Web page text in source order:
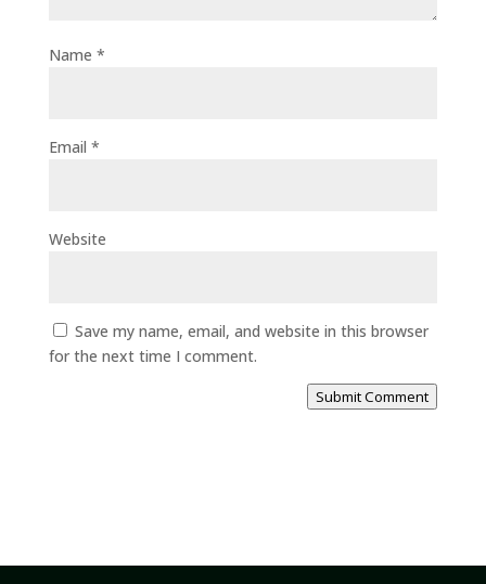
Name *
Email *
Website
Save my name, email, and website in this browser
for the next time I comment.
Submit Comment